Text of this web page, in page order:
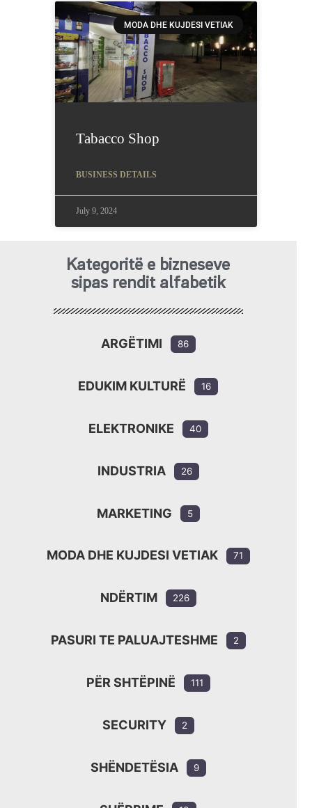
MODA DHE KUJDESI VETIAK
Tabacco Shop
BUSINESS DETAILS
July 9, 2024
Kategoritë e bizneseve
sipas rendit alfabetik
ARGËTIMI 86
EDUKIM KULTURË 16
ELEKTRONIKE 40
INDUSTRIA 26
MARKETING 5
MODA DHE KUJDESI VETIAK 71
NDËRTIM 226
PASURI TE PALUAJTESHME 2
PËR SHTËPINË 111
SECURITY 2
SHËNDETËSIA 9